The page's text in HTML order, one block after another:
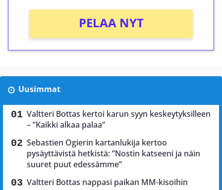
PELAA NYT
Uusimmat
Valtteri Bottas kertoi karun syyn keskeytyksilleen
– ”Kaikki alkaa palaa”
Sebastien Ogierin kartanlukija kertoo
pysäyttävistä hetkistä: ”Nostin katseeni ja näin
suuret puut edessämme”
Valtteri Bottas nappasi paikan MM-kisoihin